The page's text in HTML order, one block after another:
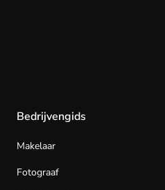
Bedrijvengids
Makelaar
Fotograaf